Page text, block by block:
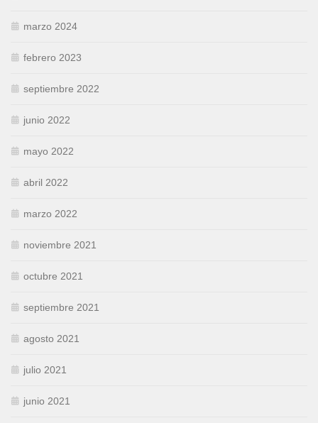
marzo 2024
febrero 2023
septiembre 2022
junio 2022
mayo 2022
abril 2022
marzo 2022
noviembre 2021
octubre 2021
septiembre 2021
agosto 2021
julio 2021
junio 2021